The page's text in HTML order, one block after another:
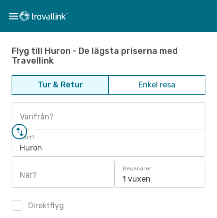
Flyg till Huron - De lägsta priserna med
Travellink
Tur & Retur Enkel resa
Varifrån?
Vart?
Huron
När?
Resenärer
1 vuxen
Direktflyg